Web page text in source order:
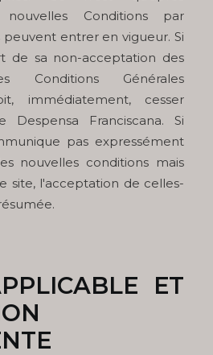
Conditions par
entrer en vigueur. Si
de sa non-acceptation des
Conditions Générales
immédiatement, cesser
Despensa Franciscana. Si
pas expressément
nouvelles conditions mais
site, l'acceptation de celles-
ET